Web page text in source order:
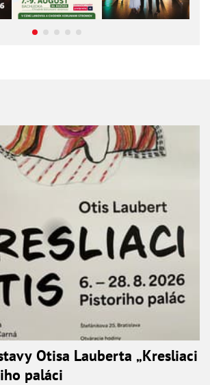
Otisa Lauberta „Kresliaci
paláci